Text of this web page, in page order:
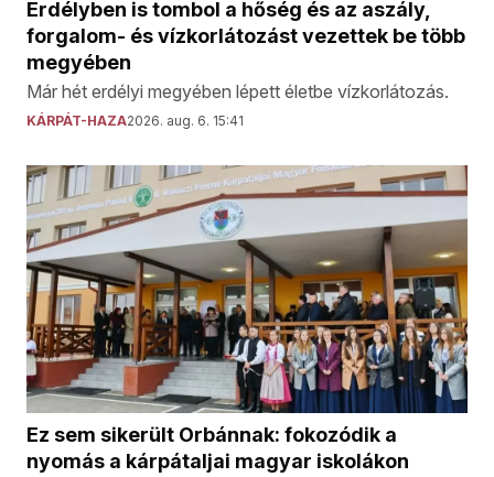
Erdélyben is tombol a hőség és az aszály,
forgalom- és vízkorlátozást vezettek be több
megyében
Már hét erdélyi megyében lépett életbe vízkorlátozás.
KÁRPÁT-HAZA2026. aug. 6. 15:41
Ez sem sikerült Orbánnak: fokozódik a
nyomás a kárpátaljai magyar iskolákon